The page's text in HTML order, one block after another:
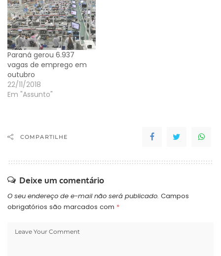
Paraná gerou 6.937
vagas de emprego em
outubro
22/11/2018
Em "Assunto"
COMPARTILHE
Deixe um comentário
O seu endereço de e-mail não será publicado. Campos
obrigatórios são marcados com *